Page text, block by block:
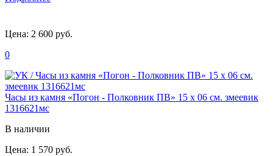
Цена: 2 600 руб.
0
Часы из камня «Погон - Полковник ПВ» 15 х 06 см. змеевик
1316621мс
В наличии
Цена: 1 570 руб.